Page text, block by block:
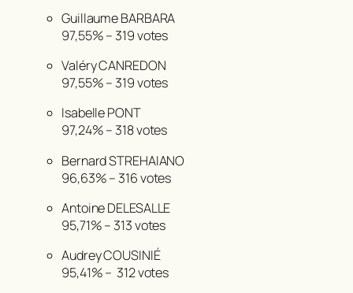
Guillaume BARBARA
97,55%– 319 votes
Valéry CANREDON
97,55%– 319 votes
Isabelle PONT
97,24%– 318 votes
Bernard STREHAIANO
96,63%– 316 votes
Antoine DELESALLE
95,71% – 313 votes
Audrey COUSINIÉ
95,41% – 312 votes